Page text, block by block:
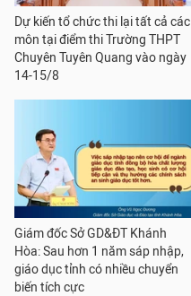
Dự kiến tổ chức thi lại tất cả các
môn tại điểm thi Trường THPT
Chuyên Tuyên Quang vào ngày
14-15/8
Giám đốc Sở GD&ĐT Khánh
Hòa: Sau hơn 1 năm sáp nhập,
giáo dục tỉnh có nhiều chuyển
biến tích cực